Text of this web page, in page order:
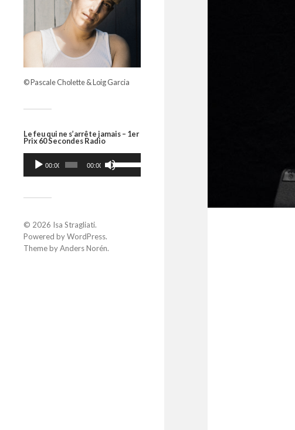
© Pascale Cholette & Loig Garcia
Le feu qui ne s’arrête jamais – 1er
Prix 60 Secondes Radio
audio 00:00 00:00
les
© 2026 Isa Stragliati.
Powered byWordPress.
Theme byAnders Norén.